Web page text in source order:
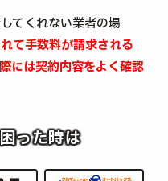
てくれない業者の場
て手数料が請求される
には契約内容をよく確認
った時は